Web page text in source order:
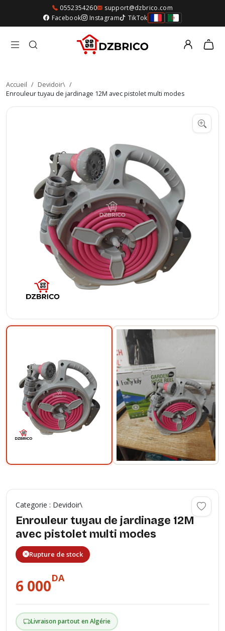
0552354260
support@dzbrico.com
Facebook
Instagram TikTok
Accueil / Devidoir\ /
Enrouleur tuyau de jardinage 12M avec pistolet multi modes
Categorie : Devidoir\
Enrouleur tuyau de jardinage 12M
avec pistolet multi modes
Rupture de stock
6 000DA
Livraison partout en Algérie